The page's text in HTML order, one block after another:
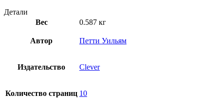
Детали
Вес
0.587 кг
Автор Петти Уильям
Издательство Clever
Количество страниц 10